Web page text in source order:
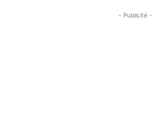
- Publicité -